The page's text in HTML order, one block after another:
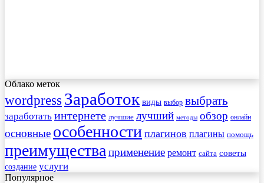
Облако меток
wordpress Заработок виды выбор выбрать
заработать интернете лучшие лучший методы обзор онлайн
основные особенности плагинов плагины помощь
преимущества применение ремонт сайта советы
создание услуги
Популярное